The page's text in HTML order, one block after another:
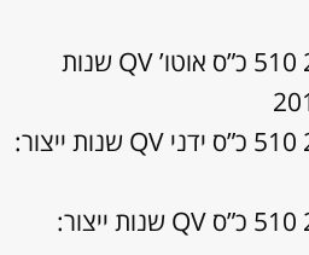
אלפא רומיאו ג’וליה 2.9 510 כ”ס אוטו’ QV שנות
אלפא רומיאו ג’וליה 2.9 510 כ”ס ידני QV שנות ייצור:
אלפא רומיאו ג’וליה 2.9 510 כ”ס QV שנות ייצור: